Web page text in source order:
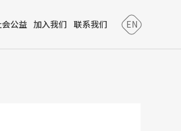
公益 加入我们 联系我们 EN